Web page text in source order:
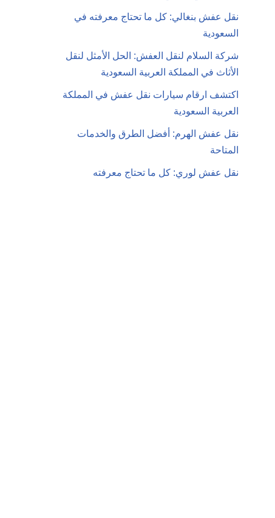
نقل عفش بنغالي: كل ما تحتاج معرفته في
السعودية
شركة السلام لنقل العفش: الحل الأمثل لنقل
الأثاث في المملكة العربية السعودية
اكتشف ارقام سيارات نقل عفش في المملكة
العربية السعودية
نقل عفش الهرم: أفضل الطرق والخدمات
المتاحة
نقل عفش لوري: كل ما تحتاج معرفته